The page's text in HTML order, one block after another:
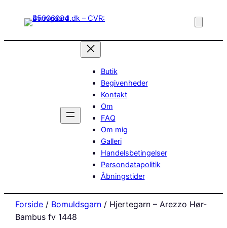
Butik
Begivenheder
Kontakt
Om
FAQ
Om mig
Galleri
Handelsbetingelser
Persondatapolitik
Åbningstider
Forside / Bomuldsgarn / Hjertegarn – Arezzo Hør-
Bambus fv 1448